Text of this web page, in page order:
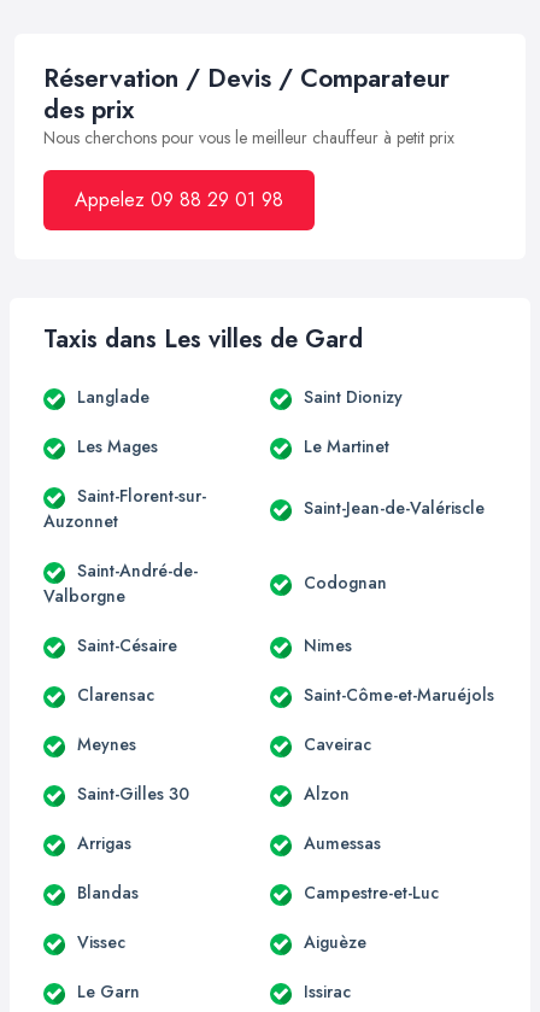
Réservation / Devis / Comparateur
des prix
Nous cherchons pour vous le meilleur chauffeur à petit prix
Appelez 09 88 29 01 98
Taxis dans Les villes de Gard
Langlade Saint Dionizy
Les Mages Le Martinet
Saint-Florent-sur-
Auzonnet
Saint-Jean-de-Valériscle
Saint-André-de-
Valborgne
Codognan
Saint-Césaire Nimes
Clarensac Saint-Côme-et-Maruéjols
Meynes Caveirac
Saint-Gilles 30 Alzon
Arrigas Aumessas
Blandas Campestre-et-Luc
Vissec Aiguèze
Le Garn Issirac